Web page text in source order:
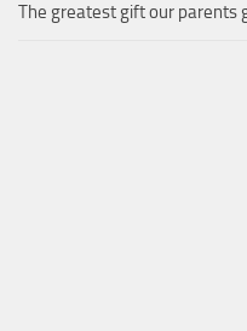
The greatest gift our parents